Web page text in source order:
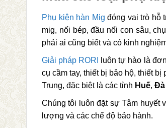
Phụ kiện hàn Mig đóng vai trò hỗ
mig, nối bép, đầu nối con sâu,
phải ai cũng biết và có kinh
Giải pháp RORI
luôn tự hào là
cụ cầm tay, thiết bị bảo hộ, thiết bị
Trung, đặc biệt là các tỉnh Huế, Đà
Chúng tôi luôn đặt sự Tâm huyết
lượng và các chế độ bảo hành.